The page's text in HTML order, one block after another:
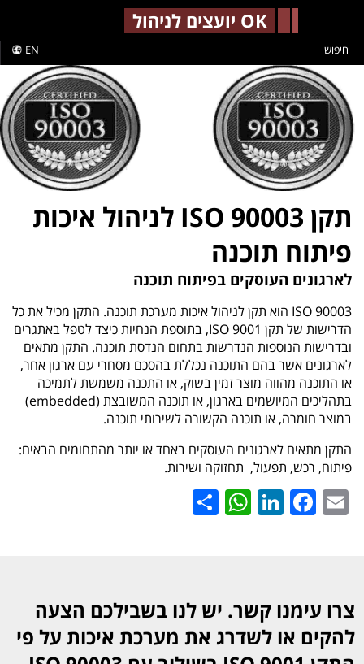
OK יועצים לניהול
EN חיפוש
תקן ISO 90003 לניהול איכות
פיתוח תוכנה
לארגונים העוסקים בפיתוח תוכנה
ISO 90003 הוא תקן לניהול איכות מערכת תוכנה. התקן מכיל את כל
הדרישות של תקן 9001 ISO, בתוספת הנחיות כיצד לטפל באתגרים
ובדרישות הנוספות הנדרשות בתחום הנדסת תוכנה. התקן מתאים
לארגונים אשר בהם התוכנה נכללת בהסכם מסחרי עם ארגון אחר,
או התוכנה מהווה מוצר זמין בשוק, או התכנה משמשת לתמיכה
בתהליכים המיושמים בארגון, או תוכנה המשובצת (embedded)
במוצר חומרה, או תוכנה הקשורה לשירותי תוכנה.
התקן מתאים לארגונים העוסקים באחד או יותר מהתחומים הבאים:
פיתוח, רכש, תפעול, תחזוקה ושירות.
Email
Facebook
LinkedIn
WhatsApp
צרו עימנו קשר. יש לנו בשבילכם הצעה
להקים או לשדרג את מערכת איכות על פי